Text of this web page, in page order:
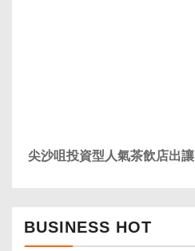
尖沙咀投資型人氣茶飲店出讓
BUSINESS HOT